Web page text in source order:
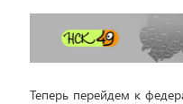
Теперь перейдем к